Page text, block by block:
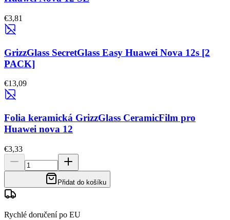
€3,81
GrizzGlass SecretGlass Easy Huawei Nova 12s [2
PACK]
€13,09
Folia keramická GrizzGlass CeramicFilm pro
Huawei nova 12
€3,33
Přidat do košíku
Rychlé doručení po EU